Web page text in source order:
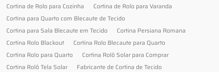
Cortina de Rolo para Cozinha
Cortina de Rolo para Varanda
Cortina para Quarto com Blecaute de Tecido
Cortina para Sala Blecaute em Tecido
Cortina Persiana Romana
Cortina Rolo Blackout
Cortina Rolo Blecaute para Quarto
Cortina Rolo para Quarto
Cortina Rolô Solar para Comprar
Cortina Rolô Tela Solar
Fabricante de Cortina de Tecido